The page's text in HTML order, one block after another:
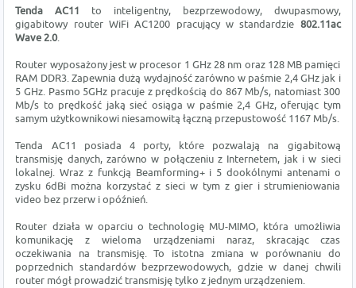
Tenda AC11 to inteligentny, bezprzewodowy, dwupasmowy,
gigabitowy router WiFi AC1200 pracujący w standardzie 802.11ac
Wave 2.0.
Router wyposażony jest w procesor 1 GHz 28 nm oraz 128 MB pamięci
RAM DDR3. Zapewnia dużą wydajność zarówno w paśmie 2,4 GHz jak i
5 GHz. Pasmo 5GHz pracuje z prędkością do 867 Mb/s, natomiast 300
Mb/s to prędkość jaką sieć osiąga w paśmie 2,4 GHz, oferując tym
samym użytkownikowi niesamowitą łączną przepustowość 1167 Mb/s.
Tenda AC11 posiada 4 porty, które pozwalają na gigabitową
transmisję danych, zarówno w połączeniu z Internetem, jak i w sieci
lokalnej. Wraz z funkcją Beamforming+ i 5 dookólnymi antenami o
zysku 6dBi można korzystać z sieci w tym z gier i strumieniowania
video bez przerw i opóźnień.
Router działa w oparciu o technologię MU-MIMO, która umożliwia
komunikację z wieloma urządzeniami naraz, skracając czas
oczekiwania na transmisję. To istotna zmiana w porównaniu do
poprzednich standardów bezprzewodowych, gdzie w danej chwili
router mógł prowadzić transmisję tylko z jednym urządzeniem.